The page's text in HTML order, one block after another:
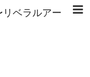
ベラルアー